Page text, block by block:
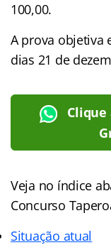
100,00.
A prova objetiva
dias 21 de
Clique
Veja no índice
Concurso
Situação atual